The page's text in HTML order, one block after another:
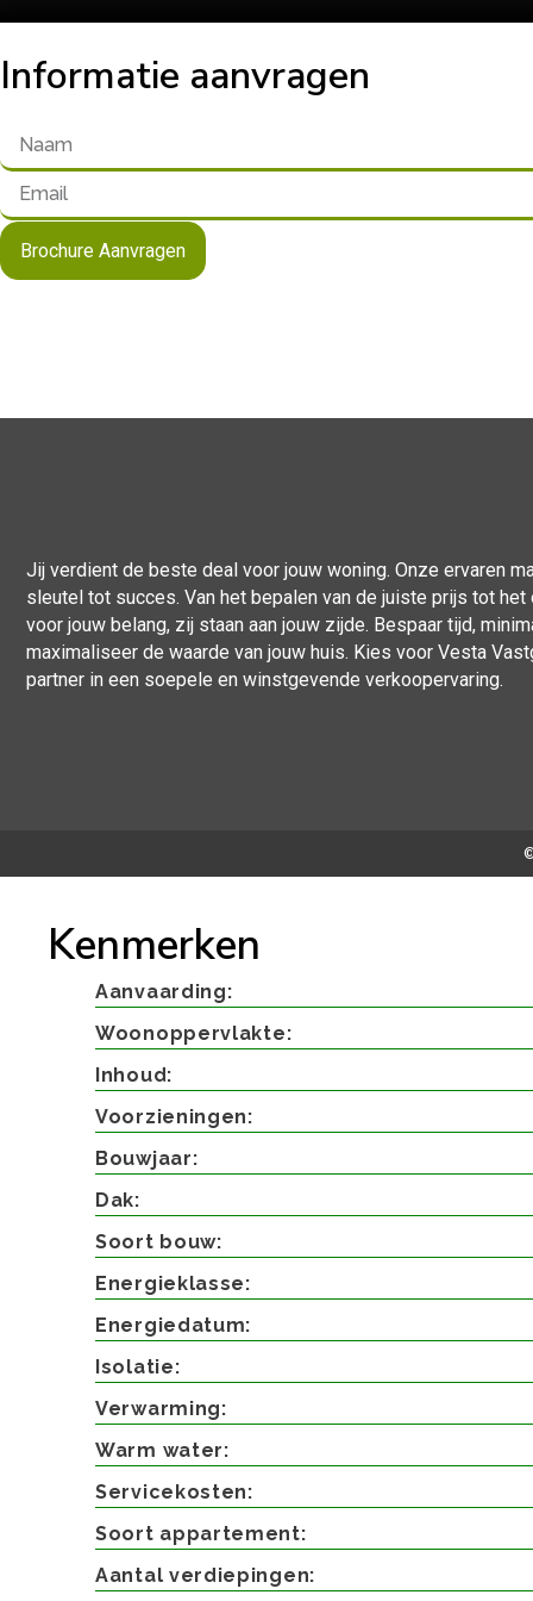
Informatie aanvragen
Brochure Aanvragen
Jij verdient de beste deal voor jouw woning. Onze ervaren
sleutel tot succes. Van het bepalen van de juiste prijs tot het
voor jouw belang, zij staan aan jouw zijde. Bespaar tijd,
maximaliseer de waarde van jouw huis. Kies voor Vesta
partner in een soepele en winstgevende verkoopervaring.
Kenmerken
Aanvaarding
Woonoppervlakte
Inhoud
Voorzieningen
Bouwjaar
Dak
Soort bouw
Energieklasse
Energiedatum
Isolatie
Verwarming
Warm water
Servicekosten
Soort appartement
Aantal verdiepingen